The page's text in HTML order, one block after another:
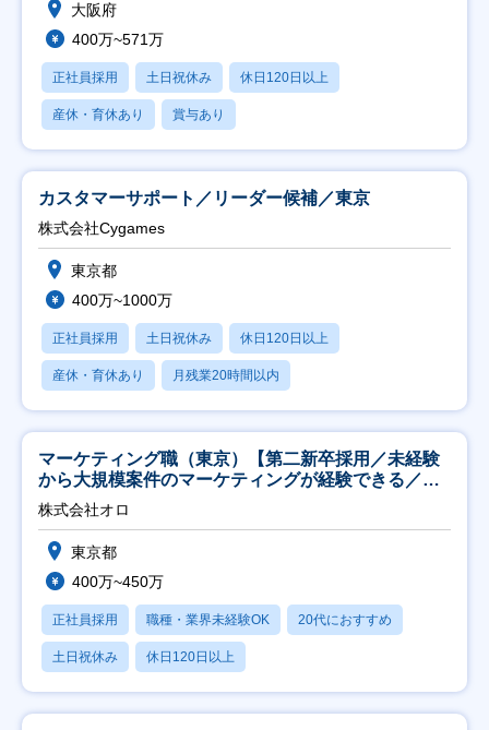
大阪府
400万~571万
正社員採用 土日祝休み 休日120日以上
産休・育休あり 賞与あり
カスタマーサポート／リーダー候補／東京
株式会社Cygames
東京都
400万~1000万
正社員採用 土日祝休み 休日120日以上
産休・育休あり 月残業20時間以内
マーケティング職（東京）【第二新卒採用／未経験
から大規模案件のマーケティングが経験できる／研
修充実】
株式会社オロ
東京都
400万~450万
正社員採用 職種・業界未経験OK 20代におすすめ
土日祝休み 休日120日以上